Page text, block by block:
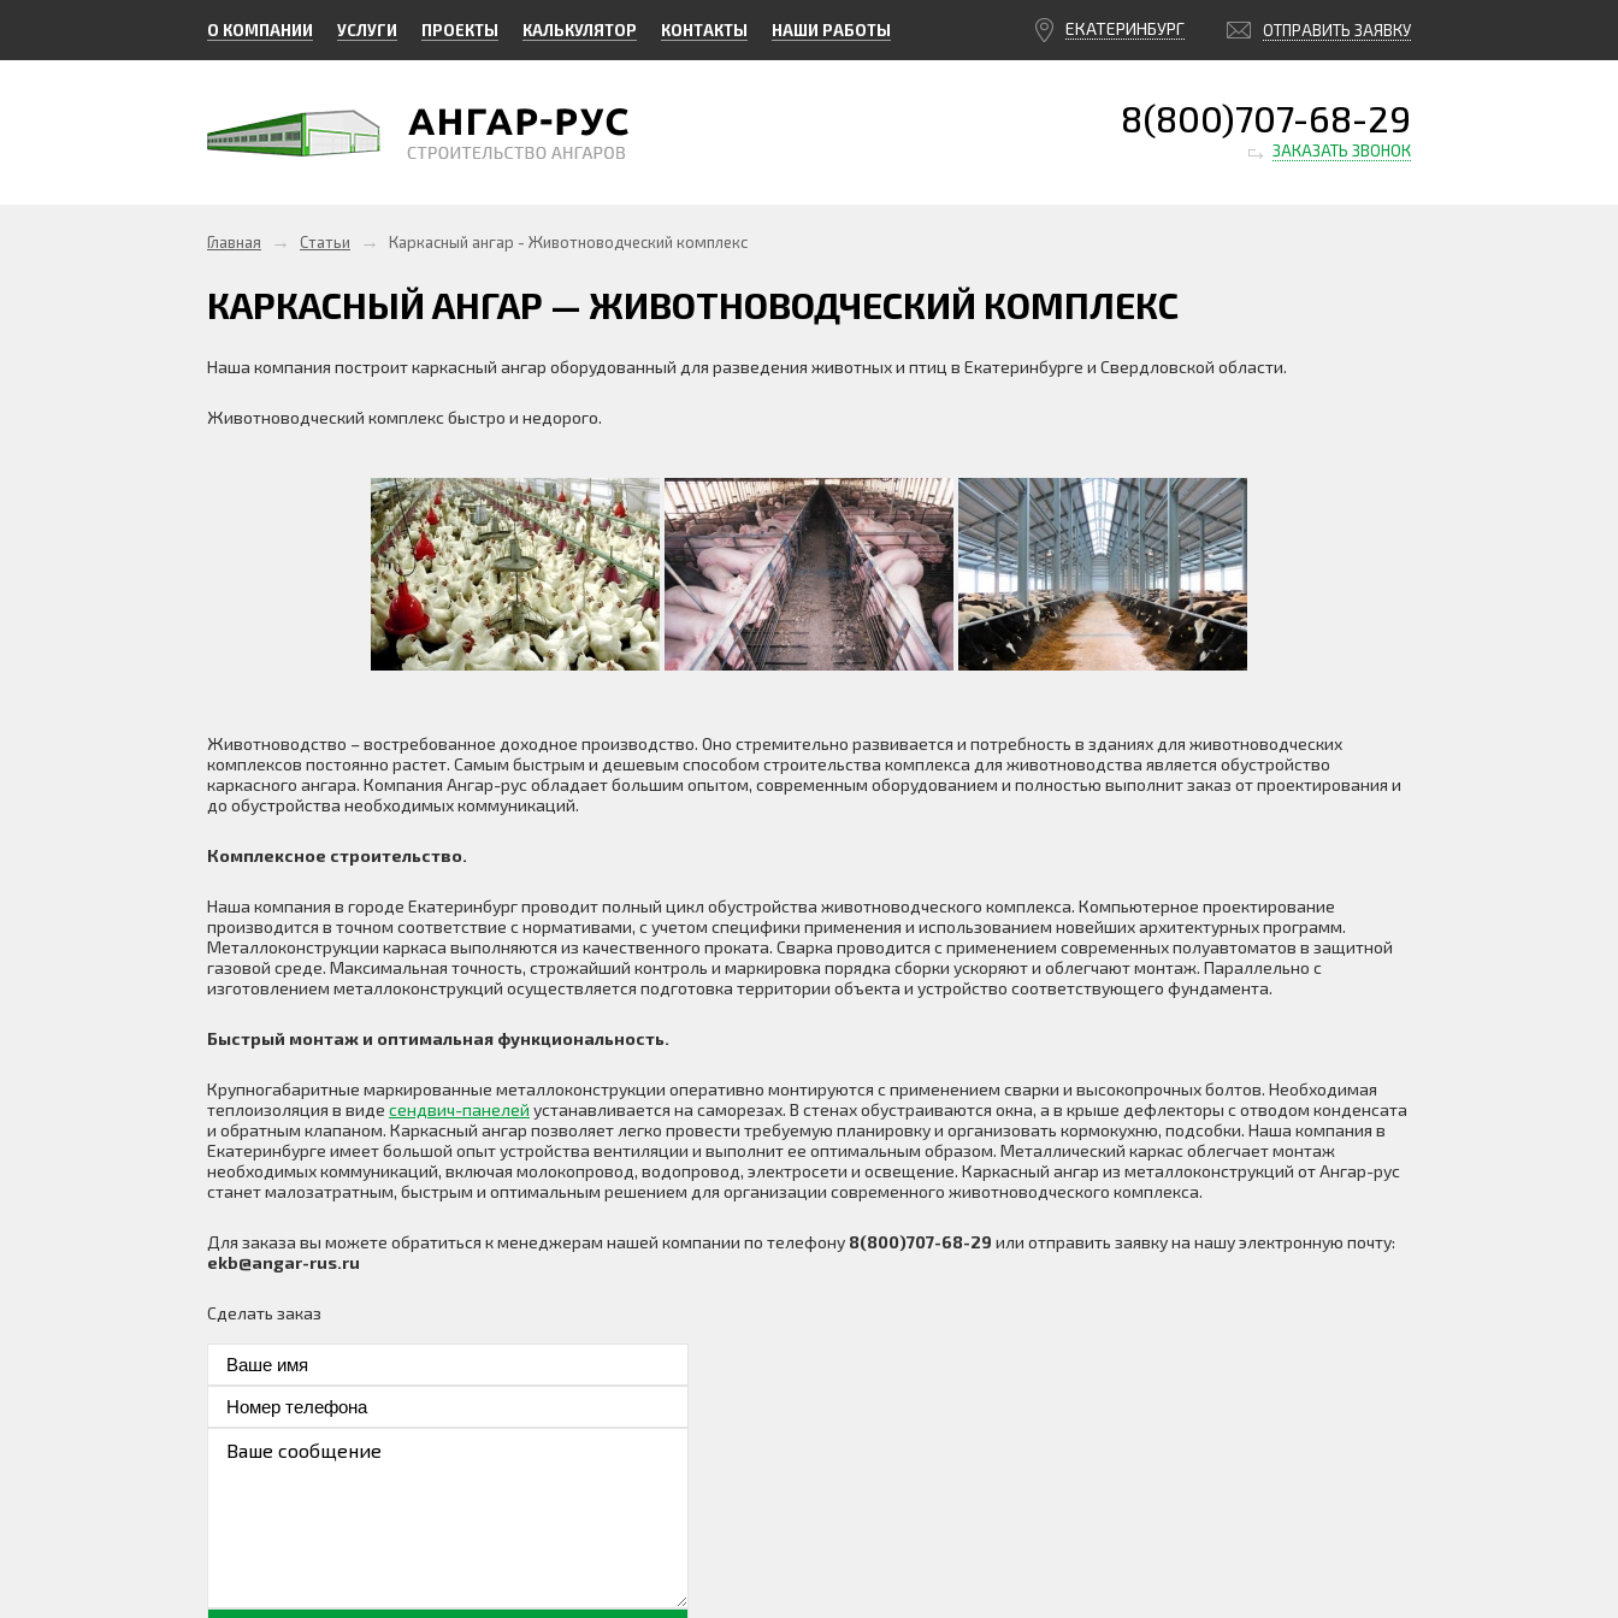
О КОМПАНИИ УСЛУГИ ПРОЕКТЫ КАЛЬКУЛЯТОР КОНТАКТЫ НАШИ РАБОТЫ ОТПРАВИТЬ ЗАЯВКУ
ЕКАТЕРИНБУРГ
8(800)707-68-29
ЗАКАЗАТЬ ЗВОНОК
Главная → Статьи → Каркасный ангар - Животноводческий комплекс
КАРКАСНЫЙ АНГАР — ЖИВОТНОВОДЧЕСКИЙ КОМПЛЕКС
Наша компания построит каркасный ангар оборудованный для разведения животных и птиц в Екатеринбурге и Свердловской области.
Животноводческий комплекс быстро и недорого.
Животноводство – востребованное доходное производство. Оно стремительно развивается и потребность в зданиях для животноводческих
комплексов постоянно растет. Самым быстрым и дешевым способом строительства комплекса для животноводства является обустройство
каркасного ангара. Компания Ангар-рус обладает большим опытом, современным оборудованием и полностью выполнит заказ от проектирования и
до обустройства необходимых коммуникаций.
Комплексное строительство.
Наша компания в городе Екатеринбург проводит полный цикл обустройства животноводческого комплекса. Компьютерное проектирование
производится в точном соответствие с нормативами, с учетом специфики применения и использованием новейших архитектурных программ.
Металлоконструкции каркаса выполняются из качественного проката. Сварка проводится с применением современных полуавтоматов в защитной
газовой среде. Максимальная точность, строжайший контроль и маркировка порядка сборки ускоряют и облегчают монтаж. Параллельно с
изготовлением металлоконструкций осуществляется подготовка территории объекта и устройство соответствующего фундамента.
Быстрый монтаж и оптимальная функциональность.
Крупногабаритные маркированные металлоконструкции оперативно монтируются с применением сварки и высокопрочных болтов. Необходимая
теплоизоляция в виде сендвич-панелей устанавливается на саморезах. В стенах обустраиваются окна, а в крыше дефлекторы с отводом конденсата
и обратным клапаном. Каркасный ангар позволяет легко провести требуемую планировку и организовать кормокухню, подсобки. Наша компания в
Екатеринбурге имеет большой опыт устройства вентиляции и выполнит ее оптимальным образом. Металлический каркас облегчает монтаж
необходимых коммуникаций, включая молокопровод, водопровод, электросети и освещение. Каркасный ангар из металлоконструкций от Ангар-рус
станет малозатратным, быстрым и оптимальным решением для организации современного животноводческого комплекса.
Для заказа вы можете обратиться к менеджерам нашей компании по телефону 8(800)707-68-29 или отправить заявку на нашу электронную почту:
ekb@angar-rus.ru
Сделать заказ